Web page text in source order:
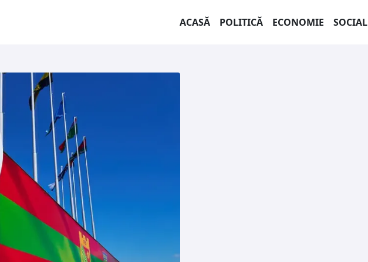
ACASĂ
POLITICĂ ECONOMIE SOCIAL